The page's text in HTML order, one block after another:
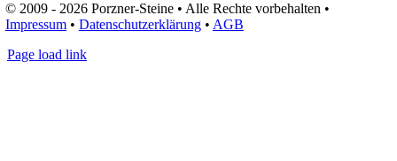
© 2009 - 2026 Porzner-Steine • Alle Rechte vorbehalten •
Impressum• Datenschutzerklärung• AGB
Page load link